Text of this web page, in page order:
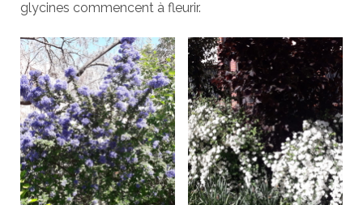
glycines commencent à fleurir.